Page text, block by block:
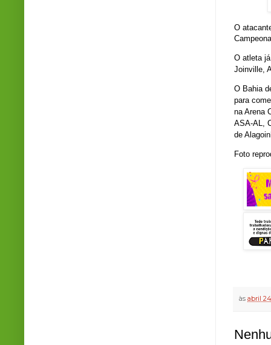
O
O atleta
Joinville,
O Bahia
para
na Arena
ASA-AL,
de
Foto
às abril